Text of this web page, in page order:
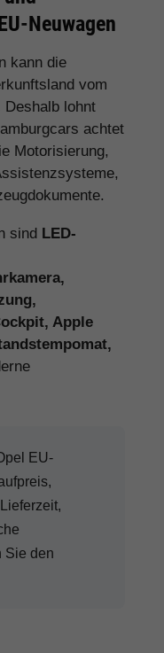
Benziner,
in-Hybride und
gefragt
Opel Mokka,
Opel Combo
Pendelstrecken
Gewerbe und
Käufer mit
im